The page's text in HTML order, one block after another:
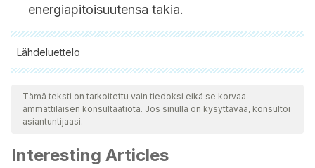
energiapitoisuutensa takia.
Lähdeluettelo
Kaikki lainatut lähteet tarkistettiin perusteellisesti tiimimme
toimesta varmistaaksemme niiden laadun, luotettavuuden,
ajantasaisuuden ja pätevyyden. Tämän artikkelin bibliografia
Pohl F., Thoo Lin PK., The potential use of plant natural
Tämä teksti on tarkoitettu vain tiedoksi eikä se korvaa
ammattilaisen konsultaatiota. Jos sinulla on kysyttävää, konsultoi
asiantuntijaasi.
Interesting Articles